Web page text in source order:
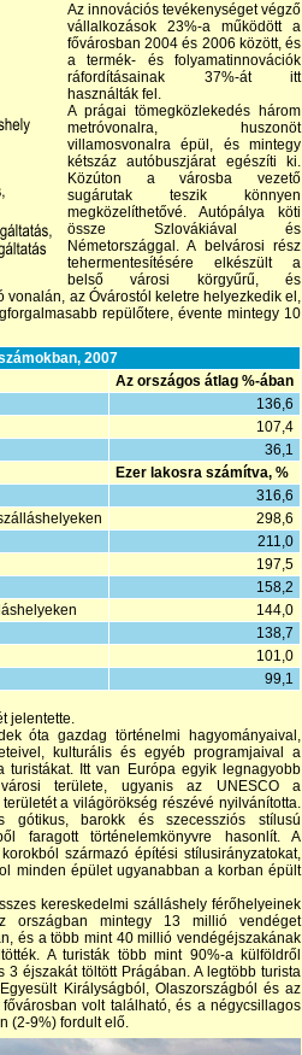
Az innovációs tevékenységet végző
vállalkozások 23%-a működött a
fővárosban 2004 és 2006 között, és
a termék- és folyamatinnovációk
ráfordításainak 37%-át itt
használták fel.
A prágai tömegközlekedés három
metróvonalra, huszonöt
villamosvonalra épül, és mintegy
kétszáz autóbuszjárat egészíti ki.
Közúton a városba vezető
sugárutak teszik könnyen
megközelíthetővé. Autópálya köti
össze Szlovákiával és
Németországgal. A belvárosi rész
tehermentesítésére elkészült a
belső városi körgyűrű, és
az Óvárostól keletre helyezkedik el,
repülőtere, évente mintegy 10
2007
Az országos átlag %-ában
136,6
107,4
36,1
Ezer lakosra számítva, %
316,6
298,6
211,0
197,5
158,2
144,0
138,7
101,0
99,1
jelentette.
óta gazdag történelmi hagyományaival,
kulturális és egyéb programjaival a
turistákat. Itt van Európa egyik legnagyobb
területe, ugyanis az UNESCO a
a világörökség részévé nyilvánította.
gótikus, barokk és szecessziós stílusú
faragott történelemkönyvre hasonlít. A
származó építési stílusirányzatokat,
minden épület ugyanabban a korban épült
kereskedelmi szálláshely férőhelyeinek
országban mintegy 13 millió vendéget
és a több mint 40 millió vendégéjszakának
A turisták több mint 90%-a külföldről
éjszakát töltött Prágában. A legtöbb turista
Királyságból, Olaszországból és az
volt található, és a négycsillagos
(2-9%) fordult elő.